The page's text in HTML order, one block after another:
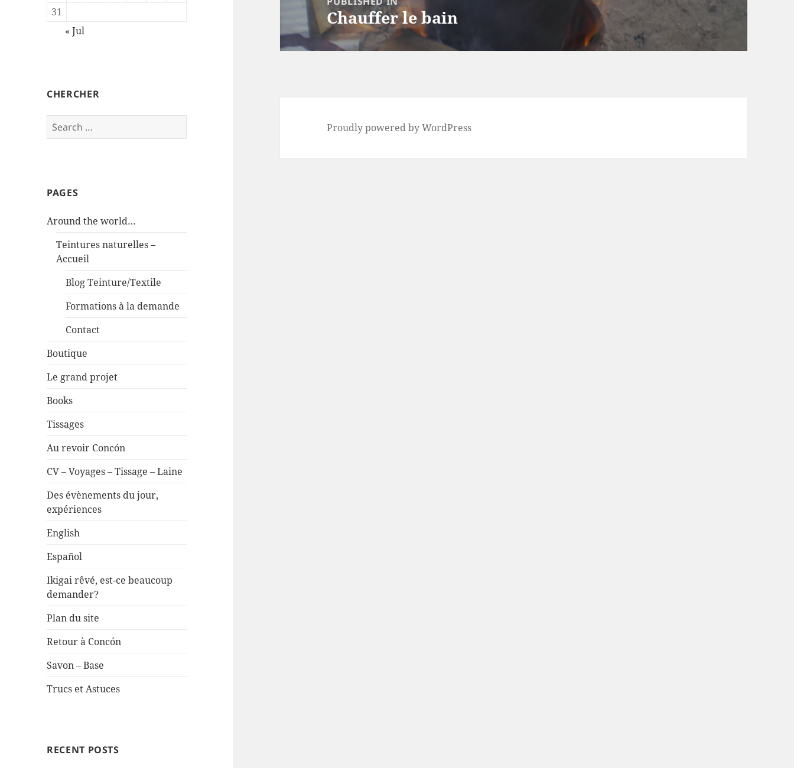
31
« Jul
CHERCHER
Search
for:
PAGES
Around the world…
Teintures naturelles –
Accueil
Blog Teinture/Textile
Formations à la demande
Contact
Boutique
Le grand projet
Books
Tissages
Au revoir Concón
CV – Voyages – Tissage – Laine
Des évènements du jour,
expériences
English
Español
Ikigai rêvé, est-ce beaucoup
demander?
Plan du site
Retour à Concón
Savon – Base
Trucs et Astuces
RECENT POSTS
Chauffer le bain
Proudly powered by WordPress